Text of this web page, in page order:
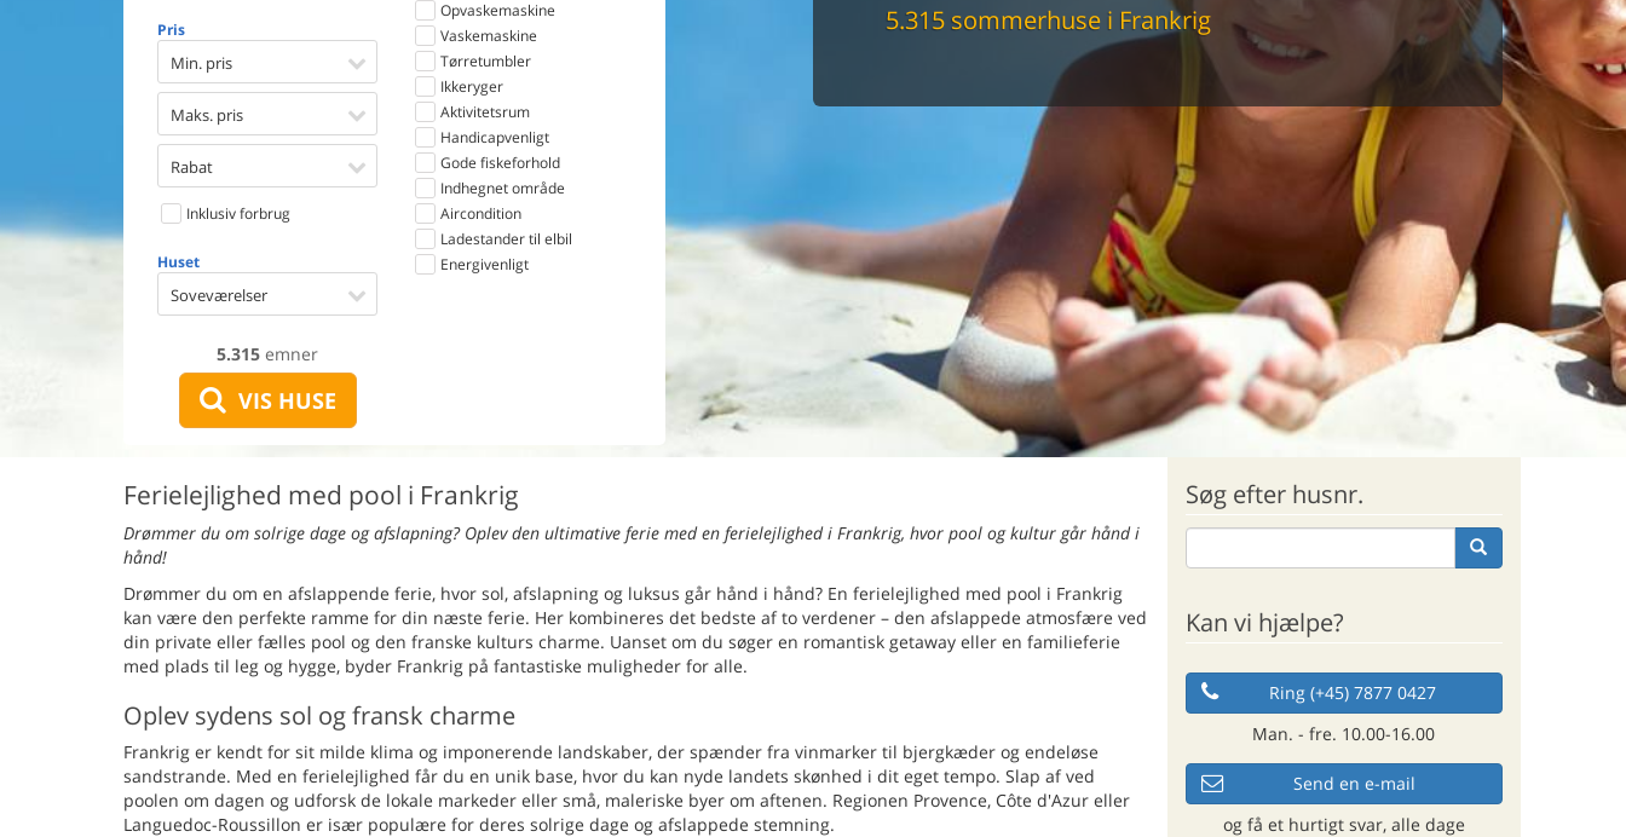
Pris
Min. pris
Maks. pris
Rabat
Inklusiv forbrug
Huset
Soveværelser
5.315 emner
VIS HUSE
Opvaskemaskine
Vaskemaskine
Tørretumbler
Ikkeryger
Aktivitetsrum
Handicapvenligt
Gode fiskeforhold
Indhegnet område
Aircondition
Ladestander til elbil
Energivenligt
5.315 sommerhuse i Frankrig
Du får altid dit sommerhus til markedets laveste
Ferielejlighed med pool i Frankrig
Drømmer du om solrige dage og afslapning? Oplev den ultimative ferie med en ferielejlighed i Frankrig, hvor pool og kultur går hånd i
hånd!
Drømmer du om en afslappende ferie, hvor sol, afslapning og luksus går hånd i hånd? En ferielejlighed med pool i Frankrig
kan være den perfekte ramme for din næste ferie. Her kombineres det bedste af to verdener – den afslappede atmosfære ved
din private eller fælles pool og den franske kulturs charme. Uanset om du søger en romantisk getaway eller en familieferie
med plads til leg og hygge, byder Frankrig på fantastiske muligheder for alle.
Oplev sydens sol og fransk charme
Frankrig er kendt for sit milde klima og imponerende landskaber, der spænder fra vinmarker til bjergkæder og endeløse
sandstrande. Med en ferielejlighed får du en unik base, hvor du kan nyde landets skønhed i dit eget tempo. Slap af ved
poolen om dagen og udforsk de lokale markeder eller små, maleriske byer om aftenen. Regionen Provence, Côte d'Azur eller
Languedoc-Roussillon er især populære for deres solrige dage og afslappede stemning.
Søg efter husnr.
Kan vi hjælpe?
Ring (+45) 7877 0427
Man. - fre. 10.00-16.00
Send en e-mail
og få et hurtigt svar, alle dage